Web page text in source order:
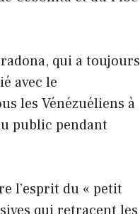
qui a toujours
avec le
les Vénézuéliens à
public pendant
l’esprit du « petit
qui retracent les